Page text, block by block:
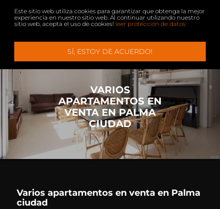
Este sitio web utiliza cookies para garantizar que obtenga la mejor
experiencia en nuestro sitio web. Al continuar utilizando nuestro
sitio web, acepta el uso de cookies! leer protección de datos
SÍ, ESTOY DE ACUERDO!
Menu
VILLA + CASAS DE CAMPO
APARTAMENTOS + ÁTICOS
ALQUILIER
SOLARES
INMOBILIARIA PALMA DE MALLORCA
HOTELES
EMPRESA
VIP SERVICIO
VIVIR EN MALLORCA
COMPRAR FINCA EN MALLORCA
VARIOS
APARTAMENTOS EN
VENTA EN PALMA
CIUDAD
Varios apartamentos en venta en Palma
ciudad